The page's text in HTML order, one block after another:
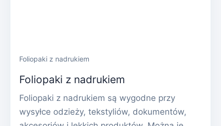
Foliopaki z nadrukiem
Foliopaki z nadrukiem
Foliopaki z nadrukiem są wygodne przy
wysyłce odzieży, tekstyliów, dokumentów,